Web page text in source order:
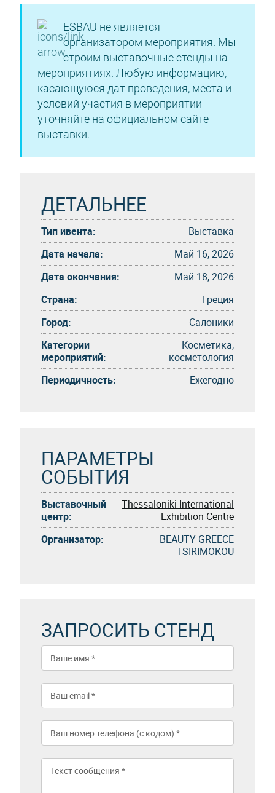
ESBAU не является
организатором мероприятия. Мы
строим выставочные стенды на
мероприятиях. Любую информацию,
касающуюся дат проведения, места и
условий участия в мероприятии
уточняйте на официальном сайте
выставки.
ДЕТАЛЬНЕЕ
Тип ивента:
Выставка
Дата начала:
Май 16, 2026
Дата окончания:
Май 18, 2026
Страна:
Греция
Город:
Салоники
Категории
мероприятий:
Косметика,
косметология
Периодичность:
Eжегоднo
ПАРАМЕТРЫ
СОБЫТИЯ
Выставочный
центр:
Thessaloniki International
Exhibition Centre
Организатор:
BEAUTY GREECE
TSIRIMOKOU
ЗАПРОСИТЬ СТЕНД